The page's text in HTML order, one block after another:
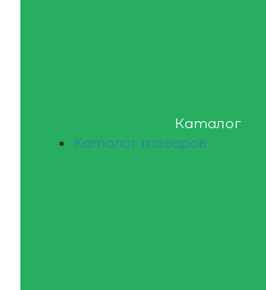
Каталог
Каталог товаров